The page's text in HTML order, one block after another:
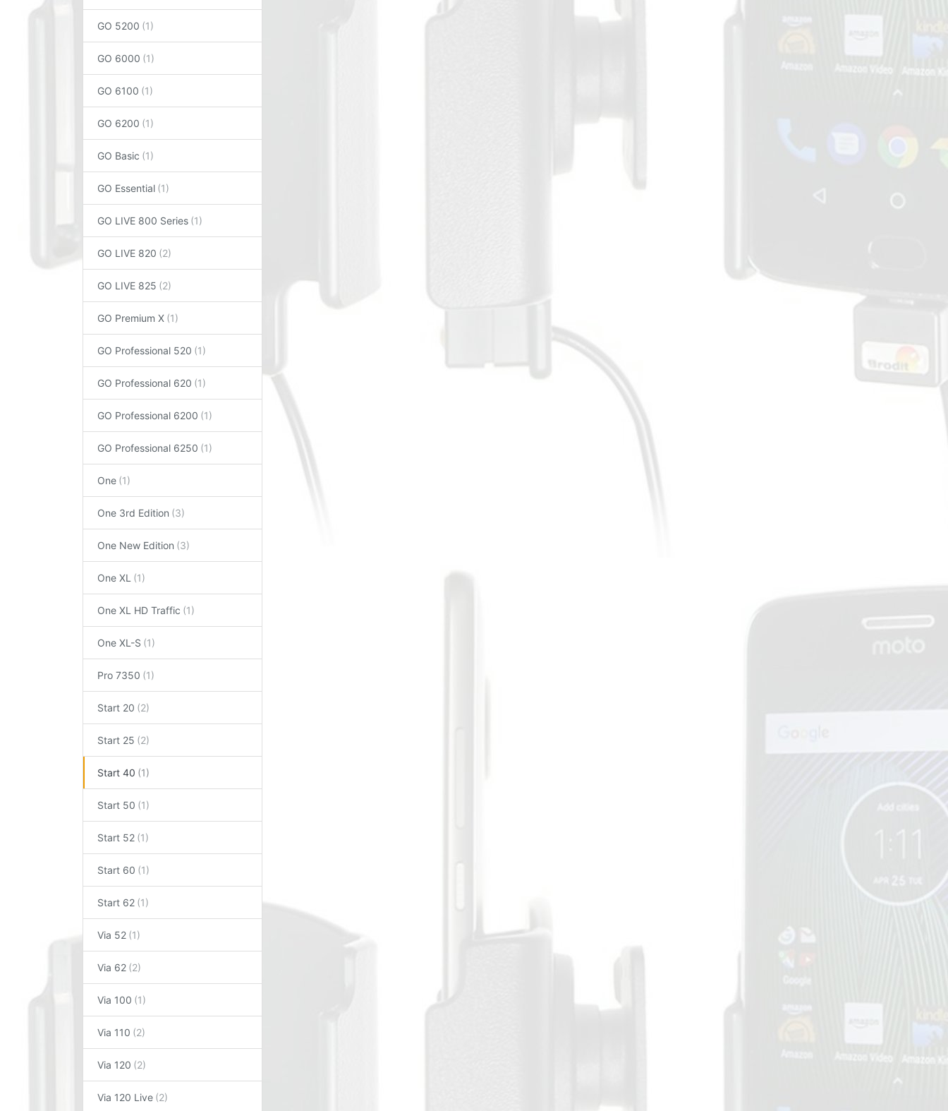
GO 5200
GO 6000
GO 6100
GO 6200
GO Basic
GO Essential
GO LIVE 800 Series
GO LIVE 820
GO LIVE 825
GO Premium X
GO Professional 520
GO Professional 620
GO Professional 6200
GO Professional 6250
One
One 3rd Edition
One New Edition
One XL
One XL HD Traffic
One XL-S
Pro 7350
Start 20
Start 25
Start 40
Start 50
Start 52
Start 60
Start 62
Via 52
Via 62
Via 100
Via 110
Via 120
Via 120 Live